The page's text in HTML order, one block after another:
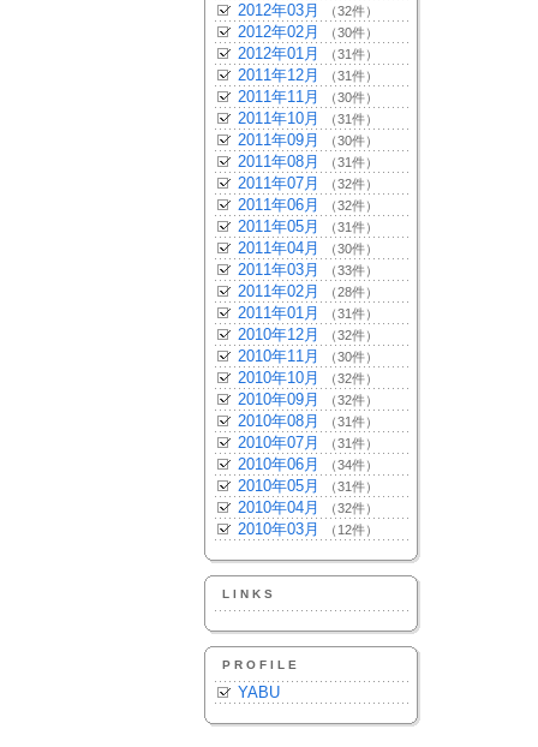
2012年03月 （32件）
2012年02月 （30件）
2012年01月 （31件）
2011年12月 （31件）
2011年11月 （30件）
2011年10月 （31件）
2011年09月 （30件）
2011年08月 （31件）
2011年07月 （32件）
2011年06月 （32件）
2011年05月 （31件）
2011年04月 （30件）
2011年03月 （33件）
2011年02月 （28件）
2011年01月 （31件）
2010年12月 （32件）
2010年11月 （30件）
2010年10月 （32件）
2010年09月 （32件）
2010年08月 （31件）
2010年07月 （31件）
2010年06月 （34件）
2010年05月 （31件）
2010年04月 （32件）
2010年03月 （12件）
LINKS
PROFILE
YABU